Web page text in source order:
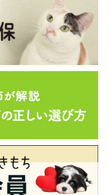
、あらためて猫たちに教
や笑顔に、日々感謝の気
ん／X（旧Twitter）
上制作したものです。
なる場合があります。